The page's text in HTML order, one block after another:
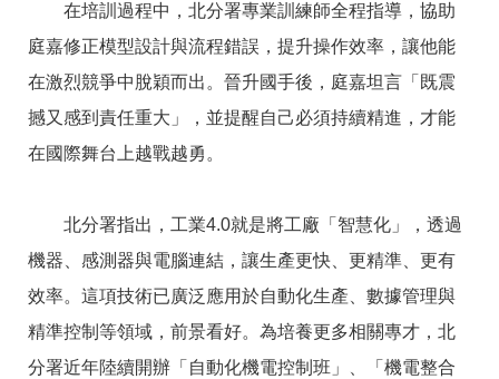
在培訓過程中，北分署專業訓練師全程指導，協助
庭嘉修正模型設計與流程錯誤，提升操作效率，讓他能
在激烈競爭中脫穎而出。晉升國手後，庭嘉坦言「既震
撼又感到責任重大」，並提醒自己必須持續精進，才能
在國際舞台上越戰越勇。
北分署指出，工業4.0就是將工廠「智慧化」，透過
機器、感測器與電腦連結，讓生產更快、更精準、更有
效率。這項技術已廣泛應用於自動化生產、數據管理與
精準控制等領域，前景看好。為培養更多相關專才，北
分署近年陸續開辦「自動化機電控制班」、「機電整合